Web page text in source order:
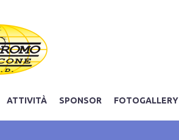
ATTIVITÀ SPONSOR FOTOGALLERY